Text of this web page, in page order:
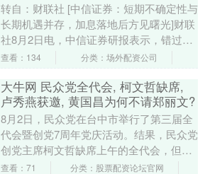
转自：财联社 [中信证券：短期不确定性与
长期机遇并存，加息落地后方见曙光]财联
社8月2日电，中信证券研报表示，错过此
轮加息时点后，短期无论美联储9月加息与
查看：134 分类：场外配资公司
大牛网 民众党全代会, 柯文哲缺席,
卢秀燕获邀, 黄国昌为何不请郑丽文?
8月2日，民众党在台中市举行了第三届全
代会暨创党7周年党庆活动。结果，民众党
创党主席柯文哲缺席上午的全代会，但会
参加下午的7周年党庆活动。而台中市长卢
查看：71 分类：股票配资论坛官网